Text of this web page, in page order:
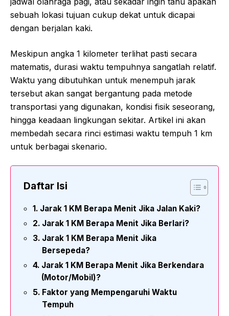
sebuah lokasi tujuan cukup dekat untuk dicapai
dengan berjalan kaki.
Meskipun angka 1 kilometer terlihat pasti secara
matematis, durasi waktu tempuhnya sangatlah relatif.
Waktu yang dibutuhkan untuk menempuh jarak
tersebut akan sangat bergantung pada metode
transportasi yang digunakan, kondisi fisik seseorang,
hingga keadaan lingkungan sekitar. Artikel ini akan
membedah secara rinci estimasi waktu tempuh 1 km
untuk berbagai skenario.
Daftar Isi
Jarak 1 KM Berapa Menit Jika Jalan Kaki?
Jarak 1 KM Berapa Menit Jika Berlari?
Jarak 1 KM Berapa Menit Jika
Bersepeda?
Jarak 1 KM Berapa Menit Jika Berkendara
(Motor/Mobil)?
Faktor yang Mempengaruhi Waktu
Tempuh